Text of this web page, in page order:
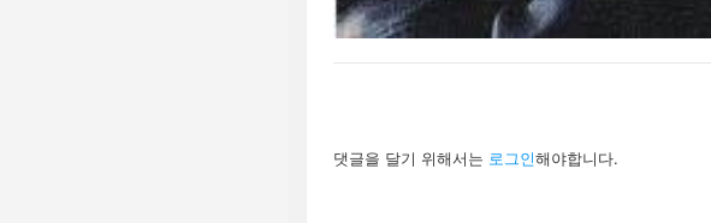
답
글
댓글을 달기 위해서는 로그인해야합니다.